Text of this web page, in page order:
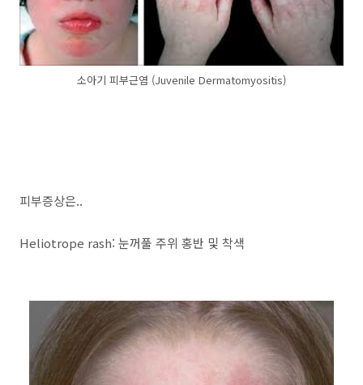
소아기 피부근염 (Juvenile Dermatomyositis)
피부증상은..
Heliotrope rash: 눈꺼풀 주위 홍반 및 착색